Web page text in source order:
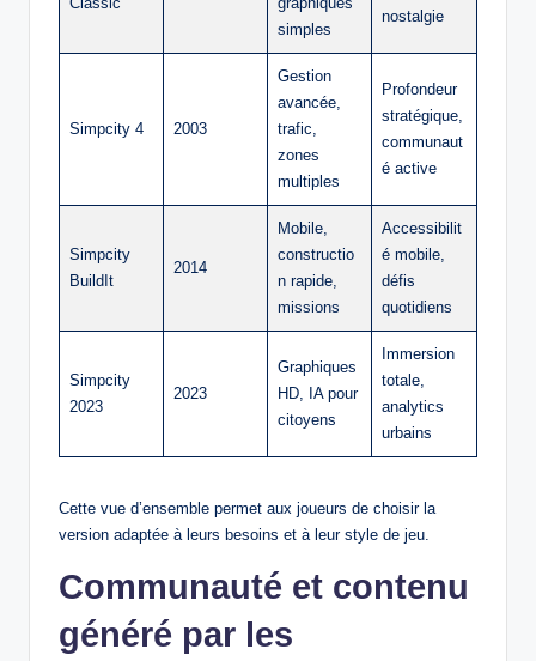
simples
nostalgie
Simpcity 4 2003
Gestion
avancée,
trafic,
zones
multiples
Profondeur
stratégique,
communaut
é active
Simpcity
BuildIt
2014
Mobile,
constructio
n rapide,
missions
Accessibilit
é mobile,
défis
quotidiens
Simpcity
2023
2023
Graphiques
HD, IA pour
citoyens
Immersion
totale,
analytics
urbains
Cette vue d’ensemble permet aux joueurs de choisir la
version adaptée à leurs besoins et à leur style de jeu.
Communauté et contenu
généré par les